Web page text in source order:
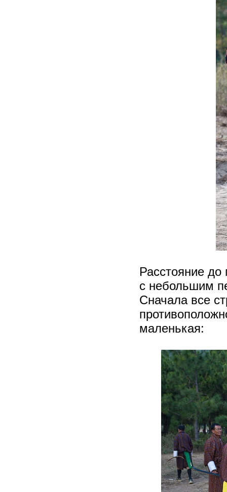
Расстояние
с небольшим
Сначала все
маленькая: